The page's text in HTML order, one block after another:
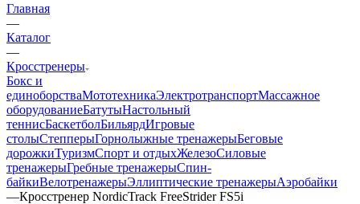
Главная
—
Каталог
—
Кросстренеры
Бокс и
единоборстваМототехникаЭлектротранспортМассажное
оборудованиеБатутыНастольный
теннисБаскетболБильярдИгровые
столыСтепперыГорнолыжные тренажерыБеговые
дорожкиТуризмСпорт и отдыхЖелезоСиловые
тренажерыГребные тренажерыСпин-
байкиВелотренажерыЭллиптические тренажерыАэробайки
—Кросстренер NordicTrack FreeStrider FS5i